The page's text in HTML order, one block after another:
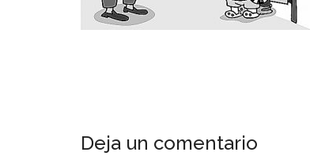
Deja un comentario